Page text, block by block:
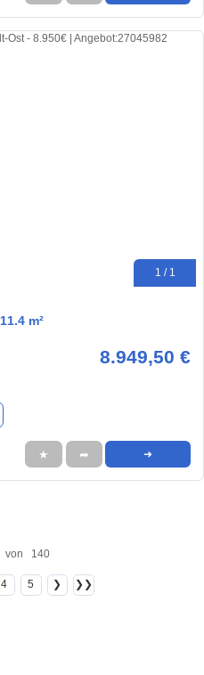
1 / 1
m²
8.949,50 €
★ ➦ ➜
140
4 5 ❯ ❯❯